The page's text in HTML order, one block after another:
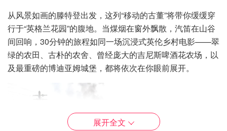
从风景如画的滕特登出发，这列“移动的古董”将带你缓缓穿
行于“英格兰花园”的腹地。当煤烟在窗外飘散，汽笛在山谷
间回响，30分钟的旅程如同一场沉浸式英伦乡村电影——翠
绿的农田、古朴的农舍、曾经庞大的吉尼斯啤酒花农场，以
及最重磅的博迪亚姆城堡，都将依次在你眼前展开。
展开全文